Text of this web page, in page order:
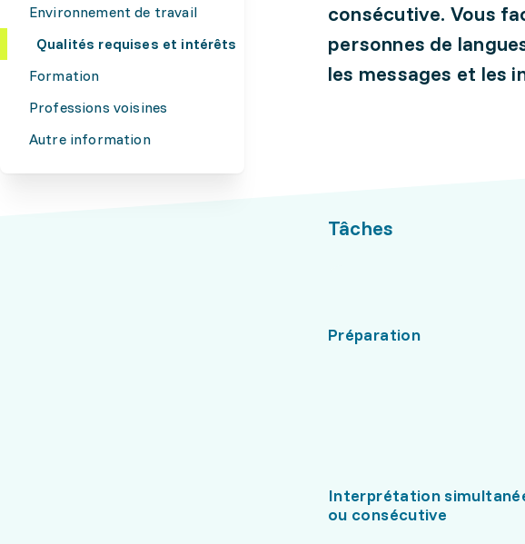
Environnement de travail
Qualités requises et intérêts
Formation
Professions voisines
Autre information
consécutive. Vous
personnes de
les messages et les
Tâches
Préparation
Interprétation
ou consécutive